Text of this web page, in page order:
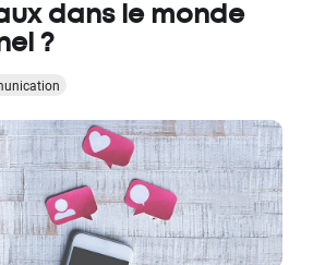
dans le monde
?